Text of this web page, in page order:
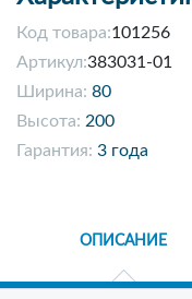
Код товара:101256
Артикул:383031-01
Ширина: 80
Высота: 200
Гарантия: 3 года
ОПИСАНИЕ